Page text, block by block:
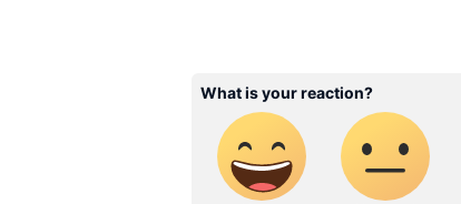
நாங்கள் ஏன் இந்த
காப்பாற்றப்பட வேண்டும்.
மேலோங்க வேண்டும் இங்கே